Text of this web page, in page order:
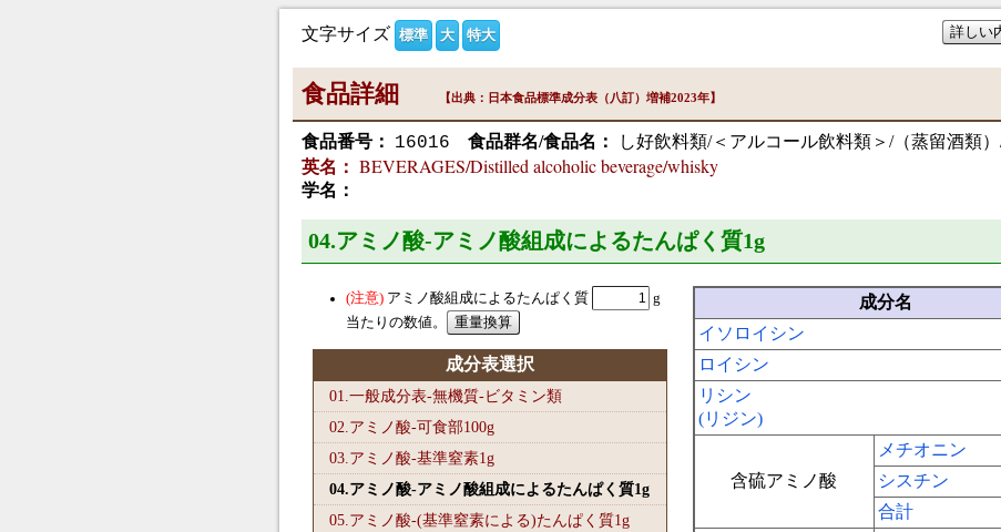
詳しい
文字サイズ 標準 大 特大
食品詳細 【出典：日本食品標準成分表（八訂）増補2023年】
食品番号： 16016 食品群名/食品名：
し好飲料類/＜アルコール飲料類＞/（蒸留酒類
英名： BEVERAGES/Distilled alcoholic beverage/whisky
学名：
04.アミノ酸-アミノ酸組成によるたんぱく質1g
アミノ酸組成によるたんぱく質
g
当たりの数値。
成分表選択
01.一般成分表-無機質-ビタミン類
02.アミノ酸-可食部100g
03.アミノ酸-基準窒素1g
04.アミノ酸-アミノ酸組成によるたんぱく質1g
05.アミノ酸-(基準窒素による)たんぱく質1g
成分名
イソロイシン
ロイシン
リシン
(リジン)
含硫アミノ酸
メチオニン
シスチン
合計